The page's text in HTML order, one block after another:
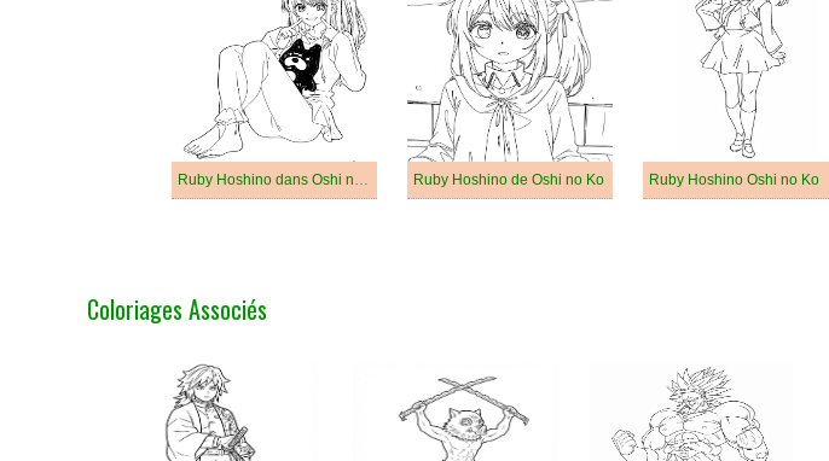
Ruby Hoshino dans Oshi no Ko Ruby Hoshino de Oshi no Ko Ruby Hoshino Oshi no Ko
Coloriages Associés